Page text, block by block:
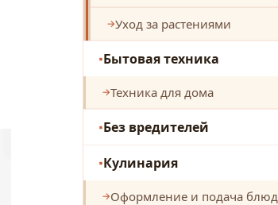
Уход за растениями
Бытовая техника
Техника для дома
Без вредителей
Кулинария
Оформление и подача блюд